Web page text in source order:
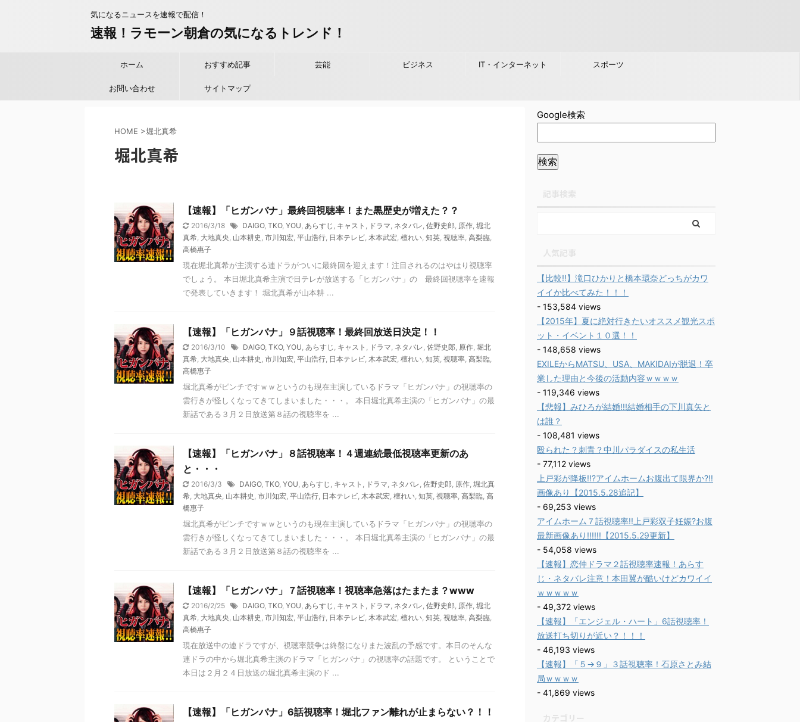
気になるニュースを速報で配信！
速報！ラモーン朝倉の気になるトレンド！
ホーム おすすめ記事 芸能 ビジネス IT・インターネット スポーツ
お問い合わせ サイトマップ
HOME >堀北真希
堀北真希
【速報】「ヒガンバナ」最終回視聴率！また黒歴史が増えた？？
2016/3/18 DAIGO, TKO, YOU, あらすじ , キャスト , ドラマ, ネタバレ, 佐野史郎, 原作, 堀北
真希, 大地真央, 山本耕史 , 市川知宏, 平山浩行, 日本テレビ, 木本武宏, 檀れい, 知英, 視聴率, 高梨臨,
高橋惠子
現在堀北真希が主演する連ドラがついに最終回を迎えます！注目されるのはやはり視聴率
でしょう。 本日堀北真希主演で日テレが放送する「ヒガンバナ」の 最終回視聴率を速報
で発表していきます！ 堀北真希が山本耕 ...
【速報】「ヒガンバナ」９話視聴率！最終回放送日決定！！
2016/3/10 DAIGO, TKO, YOU, あらすじ , キャスト , ドラマ, ネタバレ, 佐野史郎, 原作, 堀北
真希, 大地真央, 山本耕史 , 市川知宏, 平山浩行, 日本テレビ, 木本武宏, 檀れい, 知英, 視聴率, 高梨臨,
高橋惠子
堀北真希がピンチですｗｗというのも現在主演しているドラマ「ヒガンバナ」の視聴率の
雲行きが怪しくなってきてしまいました・・・。 本日堀北真希主演の「ヒガンバナ」の最
新話である３月２日放送第８話の視聴率を ...
【速報】「ヒガンバナ」８話視聴率！４週連続最低視聴率更新のあ
と・・・
2016/3/3 DAIGO, TKO, YOU, あらすじ , キャスト , ドラマ, ネタバレ, 佐野史郎, 原作, 堀北真
希, 大地真央, 山本耕史 , 市川知宏, 平山浩行, 日本テレビ, 木本武宏, 檀れい, 知英, 視聴率, 高梨臨, 高
橋惠子
堀北真希がピンチですｗｗというのも現在主演しているドラマ「ヒガンバナ」の視聴率の
雲行きが怪しくなってきてしまいました・・・。 本日堀北真希主演の「ヒガンバナ」の最
新話である３月２日放送第８話の視聴率を ...
【速報】「ヒガンバナ」７話視聴率！視聴率急落はたまたま？www
2016/2/25 DAIGO, TKO, YOU, あらすじ , キャスト , ドラマ, ネタバレ, 佐野史郎, 原作, 堀北
真希, 大地真央, 山本耕史 , 市川知宏, 平山浩行, 日本テレビ, 木本武宏, 檀れい, 知英, 視聴率, 高梨臨,
高橋惠子
現在放送中の連ドラですが、視聴率競争は終盤になりまた波乱の予感です。本日のそんな
連ドラの中から堀北真希主演のドラマ「ヒガンバナ」の視聴率の話題です。 ということで
本日は２月２４日放送の堀北真希主演のド ...
【速報】「ヒガンバナ」6話視聴率！堀北ファン離れが止まらない？！！
Google検索
【比較!!】滝口ひかりと橋本環奈どっちがカワ
イイか比べてみた！！！
- 153,584 views
【2015年】夏に絶対行きたいオススメ観光スポ
ット・イベント１０選！！
- 148,658 views
EXILEからMATSU、USA、MAKIDAIが脱退！卒
業した理由と今後の活動内容ｗｗｗｗ
- 119,346 views
【悲報】みひろが結婚!!!結婚相手の下川真矢と
は誰？
- 108,481 views
殴られた？刺青？中川パラダイスの私生活
- 77,112 views
上戸彩が降板!!?アイムホームお腹出て限界か?!!
画像あり【2015.5.28追記】
- 69,253 views
アイムホーム７話視聴率!!上戸彩双子妊娠?お腹
最新画像あり!!!!!!【2015.5.29更新】
- 54,058 views
【速報】恋仲ドラマ２話視聴率速報！あらす
じ・ネタバレ注意！本田翼が酷いけどカワイイ
ｗｗｗｗｗ
- 49,372 views
【速報】「エンジェル・ハート」6話視聴率！
放送打ち切りが近い？！！！
- 46,193 views
【速報】「５→９」３話視聴率！石原さとみ結
局ｗｗｗｗ
- 41,869 views